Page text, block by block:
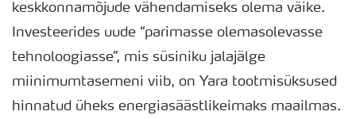
keskkonnamõjude vähendamiseks olema väike.
Investeerides uude “parimasse olemasolevasse
tehnoloogiasse”, mis süsiniku jalajälge
miinimumtasemeni viib, on Yara tootmisüksused
hinnatud üheks energiasäästlikeimaks maailmas.